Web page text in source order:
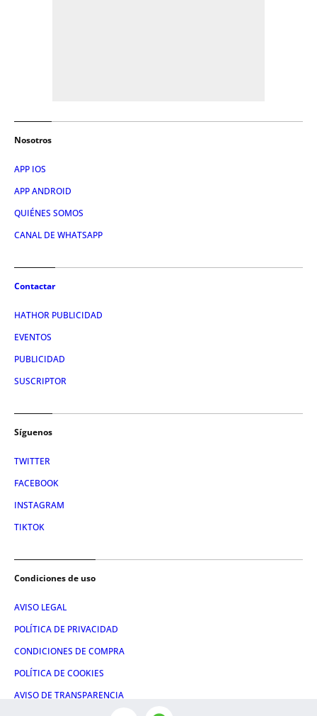
Nosotros
APP IOS
APP ANDROID
QUIÉNES SOMOS
CANAL DE WHATSAPP
Contactar
HATHOR PUBLICIDAD
EVENTOS
PUBLICIDAD
SUSCRIPTOR
Síguenos
TWITTER
FACEBOOK
INSTAGRAM
TIKTOK
Condiciones de uso
AVISO LEGAL
POLÍTICA DE PRIVACIDAD
CONDICIONES DE COMPRA
POLÍTICA DE COOKIES
AVISO DE TRANSPARENCIA